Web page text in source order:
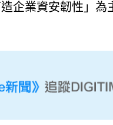
企業資安韌性」